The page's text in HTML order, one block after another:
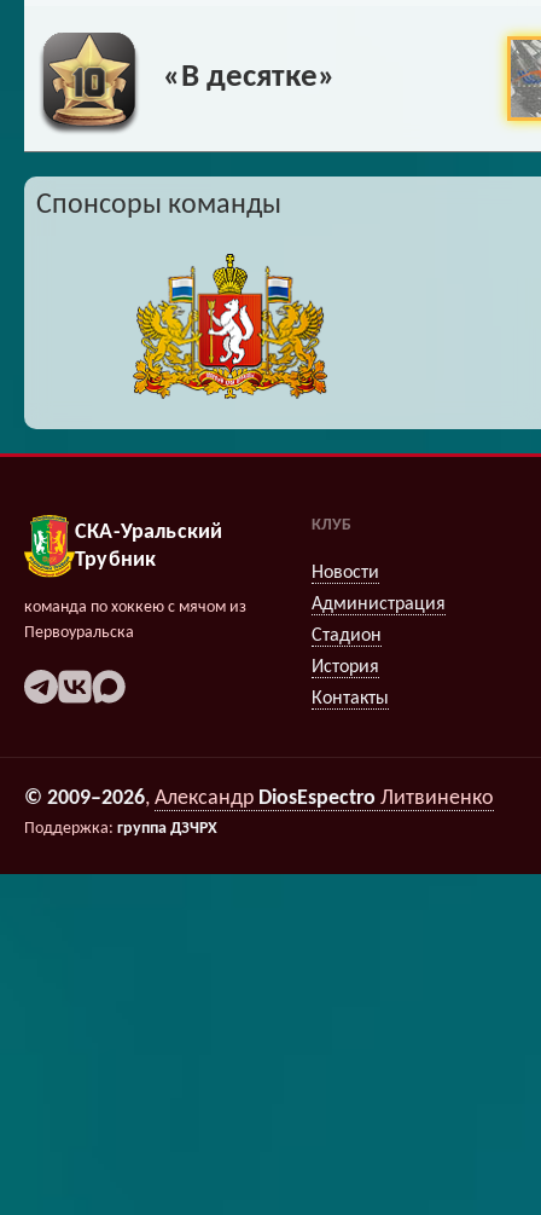
«В десятке»
Спонсоры команды
СКА-Уральский
Трубник
команда по хоккею с мячом из
Первоуральска
КЛУБ
Новости
Администрация
Стадион
История
Контакты
© 2009–2026, Александр DiosEspectro Литвиненко
Поддержка: группа ДЗЧРХ